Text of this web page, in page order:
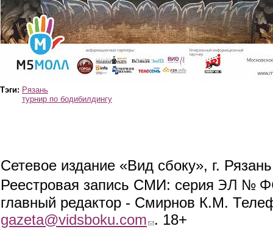
Тэги: Рязань
турнир по бодибилдингу
Сетевое издание «Вид сбоку», г.
Реестровая запись СМИ: серия ЭЛ №
главный редактор - Смирнов К.М.
gazeta@vidsboku.com (link sends e-mail)
. 18+